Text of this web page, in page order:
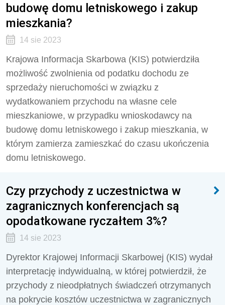
budowę domu letniskowego i zakup
mieszkania?
14 sie 2023
Krajowa Informacja Skarbowa (KIS) potwierdziła
możliwość zwolnienia od podatku dochodu ze
sprzedaży nieruchomości w związku z
wydatkowaniem przychodu na własne cele
mieszkaniowe, w przypadku wnioskodawcy na
budowę domu letniskowego i zakup mieszkania, w
którym zamierza zamieszkać do czasu ukończenia
domu letniskowego.
Czy przychody z uczestnictwa w
zagranicznych konferencjach są
opodatkowane ryczałtem 3%?
14 sie 2023
Dyrektor Krajowej Informacji Skarbowej (KIS) wydał
interpretację indywidualną, w której potwierdził, że
przychody z nieodpłatnych świadczeń otrzymanych
na pokrycie kosztów uczestnictwa w zagranicznych